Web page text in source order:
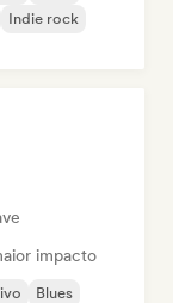
Indie rock
impacto
Blues